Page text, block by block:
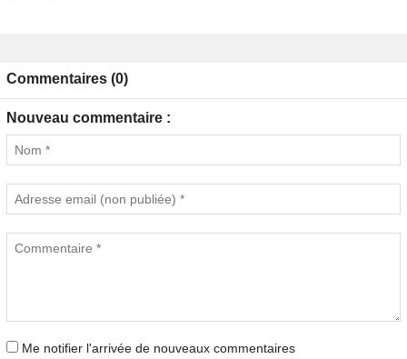
Commentaires (0)
Nouveau commentaire :
Me notifier l'arrivée de nouveaux commentaires